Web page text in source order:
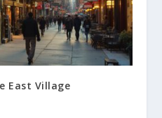
East Village